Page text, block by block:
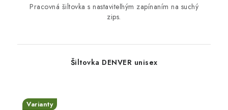
Pracovná šiltovka s nastaviteľným zapínaním na suchý
zips.
Šiltovka DENVER unisex
Varianty